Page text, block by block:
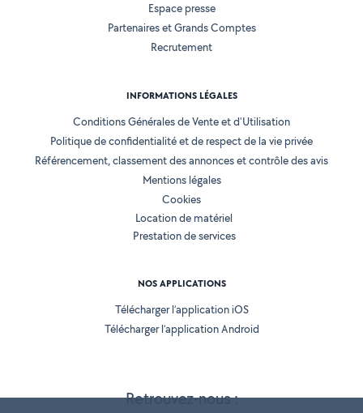
Retrouvez-nous :
Espace presse
Partenaires et Grands Comptes
Recrutement
INFORMATIONS LÉGALES
Conditions Générales de Vente et d'Utilisation
Politique de confidentialité et de respect de la vie privée
Référencement, classement des annonces et contrôle des avis
Mentions légales
Cookies
Location de matériel
Prestation de services
NOS APPLICATIONS
Télécharger l’application iOS
Télécharger l’application Android